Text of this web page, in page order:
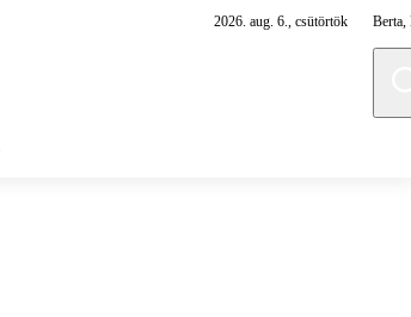
2026. aug. 6., csütörtök Berta,